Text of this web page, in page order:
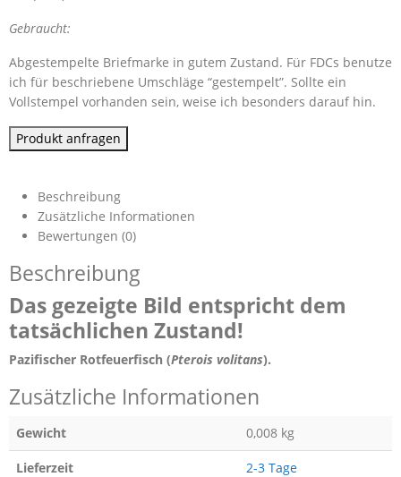
Gebraucht:
Abgestempelte Briefmarke in gutem Zustand. Für FDCs benutze
ich für beschriebene Umschläge “gestempelt”. Sollte ein
Vollstempel vorhanden sein, weise ich besonders darauf hin.
Produkt anfragen
Beschreibung
Zusätzliche Informationen
Bewertungen (0)
Beschreibung
Das gezeigte Bild entspricht dem
tatsächlichen Zustand!
Pazifischer Rotfeuerfisch (Pterois volitans).
Zusätzliche Informationen
Gewicht 0,008 kg
Lieferzeit 2-3 Tage